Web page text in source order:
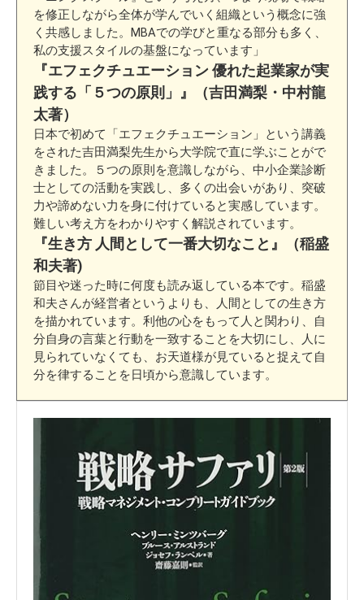
を修正しながら全体が学んでいく組織という概念に強
く共感しました。MBAでの学びと重なる部分も多く、
私の支援スタイルの基盤になっています」
『エフェクチュエーション 優れた起業家が実
践する「５つの原則」』（吉田満梨・中村龍
太著）
日本で初めて「エフェクチュエーション」という講義
をされた吉田満梨先生から大学院で直に学ぶことがで
きました。５つの原則を意識しながら、中小企業診断
士としての活動を実践し、多くの出会いがあり、突破
力や諦めない力を身に付けていると実感しています。
難しい考え方をわかりやすく解説されています。
『生き方 人間として一番大切なこと』（稲盛
和夫著)
節目や迷った時に何度も読み返している本です。稲盛
和夫さんが経営者というよりも、人間としての生き方
を描かれています。利他の心をもって人と関わり、自
分自身の言葉と行動を一致することを大切にし、人に
見られていなくても、お天道様が見ていると捉えて自
分を律することを日頃から意識しています。